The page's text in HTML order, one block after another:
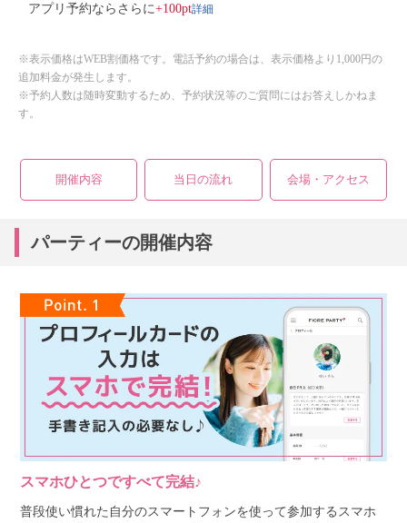
アプリ予約ならさらに+100pt詳細
※表示価格はWEB割価格です。電話予約の場合は、表示価格より1,000円の
追加料金が発生します。
※予約人数は随時変動するため、予約状況等のご質問にはお答えしかねま
す。
開催内容 当日の流れ 会場・アクセス
パーティーの開催内容
スマホひとつですべて完結♪
普段使い慣れた自分のスマートフォンを使って参加するスマホ